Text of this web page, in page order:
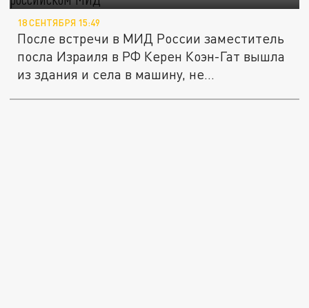
18 СЕНТЯБРЯ 15:49
После встречи в МИД России заместитель
посла Израиля в РФ Керен Коэн-Гат вышла
из здания и села в машину, не...